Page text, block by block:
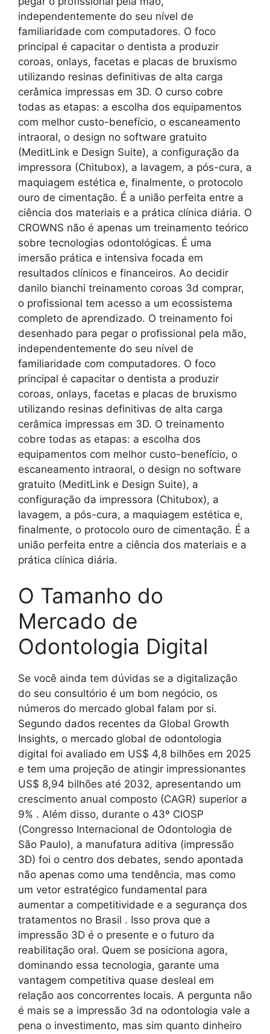
independentemente do seu nível de
familiaridade com computadores. O foco
principal é capacitar o dentista a produzir
coroas, onlays, facetas e placas de bruxismo
utilizando resinas definitivas de alta carga
cerâmica impressas em 3D. O curso cobre
todas as etapas: a escolha dos equipamentos
com melhor custo-benefício, o escaneamento
intraoral, o design no software gratuito
(MeditLink e Design Suite), a configuração da
impressora (Chitubox), a lavagem, a pós-cura, a
maquiagem estética e, finalmente, o protocolo
ouro de cimentação. É a união perfeita entre a
ciência dos materiais e a prática clínica diária. O
CROWNS não é apenas um treinamento teórico
sobre tecnologias odontológicas. É uma
imersão prática e intensiva focada em
resultados clínicos e financeiros. Ao decidir
danilo bianchi treinamento coroas 3d comprar,
o profissional tem acesso a um ecossistema
completo de aprendizado. O treinamento foi
desenhado para pegar o profissional pela mão,
independentemente do seu nível de
familiaridade com computadores. O foco
principal é capacitar o dentista a produzir
coroas, onlays, facetas e placas de bruxismo
utilizando resinas definitivas de alta carga
cerâmica impressas em 3D. O treinamento
cobre todas as etapas: a escolha dos
equipamentos com melhor custo-benefício, o
escaneamento intraoral, o design no software
gratuito (MeditLink e Design Suite), a
configuração da impressora (Chitubox), a
lavagem, a pós-cura, a maquiagem estética e,
finalmente, o protocolo ouro de cimentação. É a
união perfeita entre a ciência dos materiais e a
prática clínica diária.
O Tamanho do
Mercado de
Odontologia Digital
Se você ainda tem dúvidas se a digitalização
do seu consultório é um bom negócio, os
números do mercado global falam por si.
Segundo dados recentes da Global Growth
Insights, o mercado global de odontologia
digital foi avaliado em US$ 4,8 bilhões em 2025
e tem uma projeção de atingir impressionantes
US$ 8,94 bilhões até 2032, apresentando um
crescimento anual composto (CAGR) superior a
9% . Além disso, durante o 43º CIOSP
(Congresso Internacional de Odontologia de
São Paulo), a manufatura aditiva (impressão
3D) foi o centro dos debates, sendo apontada
não apenas como uma tendência, mas como
um vetor estratégico fundamental para
aumentar a competitividade e a segurança dos
tratamentos no Brasil . Isso prova que a
impressão 3D é o presente e o futuro da
reabilitação oral. Quem se posiciona agora,
dominando essa tecnologia, garante uma
vantagem competitiva quase desleal em
relação aos concorrentes locais. A pergunta não
é mais se a impressão 3d na odontologia vale a
pena o investimento, mas sim quanto dinheiro